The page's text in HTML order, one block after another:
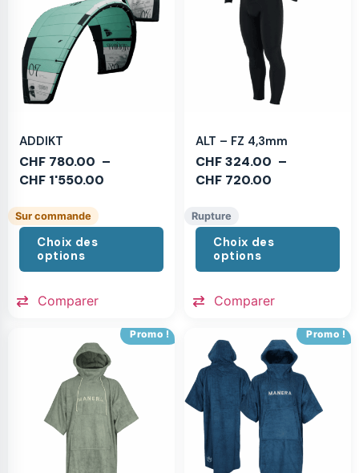
ADDIKT
CHF 780.00 –
CHF 1'550.00
Sur commande
Choix des
options
Comparer
ALT – FZ 4,3mm
CHF324.00 –
CHF 720.00
Rupture
Choix des
options
Comparer
Promo ! Promo !